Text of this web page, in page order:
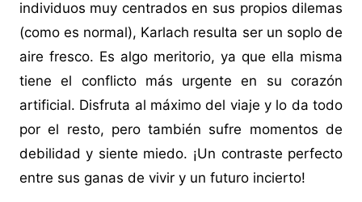
individuos muy centrados en sus propios dilemas
(como es normal), Karlach resulta ser un soplo de
aire fresco. Es algo meritorio, ya que ella misma
tiene el conflicto más urgente en su corazón
artificial. Disfruta al máximo del viaje y lo da todo
por el resto, pero también sufre momentos de
debilidad y siente miedo. ¡Un contraste perfecto
entre sus ganas de vivir y un futuro incierto!